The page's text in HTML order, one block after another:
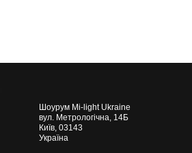
Шоурум Mi-light Ukraine
вул. Метрологічна, 14Б
Київ, 03143
Україна